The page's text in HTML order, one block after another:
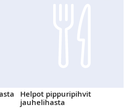
Helpot pippuripihvit
jauhelihasta